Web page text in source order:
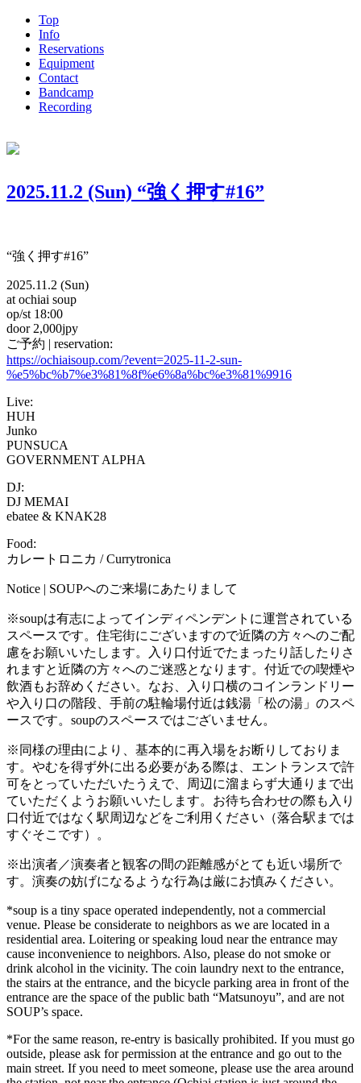
Top
Info
Reservations
Equipment
Contact
Bandcamp
Recording
2025.11.2 (Sun) “強く押す#16”
“強く押す#16”
2025.11.2 (Sun)
at ochiai soup
op/st 18:00
door 2,000jpy
ご予約 | reservation:
https://ochiaisoup.com/?event=2025-11-2-sun-
%e5%bc%b7%e3%81%8f%e6%8a%bc%e3%81%9916
Live:
HUH
Junko
PUNSUCA
GOVERNMENT ALPHA
DJ:
DJ MEMAI
ebatee & KNAK28
Food:
カレートロニカ / Currytronica
Notice | SOUPへのご来場にあたりまして
※soupは有志によってインディペンデントに運営されている
スペースです。住宅街にございますので近隣の方々へのご配
慮をお願いいたします。入り口付近でたまったり話したりさ
れますと近隣の方々へのご迷惑となります。付近での喫煙や
飲酒もお辞めください。なお、入り口横のコインランドリー
や入り口の階段、手前の駐輪場付近は銭湯「松の湯」のスペ
ースです。soupのスペースではございません。
※同様の理由により、基本的に再入場をお断りしておりま
す。やむを得ず外に出る必要がある際は、エントランスで許
可をとっていただいたうえで、周辺に溜まらず大通りまで出
ていただくようお願いいたします。お待ち合わせの際も入り
口付近ではなく駅周辺などをご利用ください（落合駅までは
すぐそこです）。
※出演者／演奏者と観客の間の距離感がとても近い場所で
す。演奏の妨げになるような行為は厳にお慎みください。
*soup is a tiny space operated independently, not a commercial
venue. Please be considerate to neighbors as we are located in a
residential area. Loitering or speaking loud near the entrance may
cause inconvenience to neighbors. Also, please do not smoke or
drink alcohol in the vicinity. The coin laundry next to the entrance,
the stairs at the entrance, and the bicycle parking area in front of the
entrance are the space of the public bath “Matsunoyu”, and are not
SOUP’s space.
*For the same reason, re-entry is basically prohibited. If you must go
outside, please ask for permission at the entrance and go out to the
main street. If you need to meet someone, please use the area around